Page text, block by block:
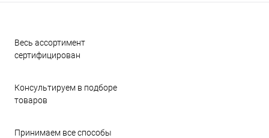
Весь ассортимент
сертифицирован
Консультируем в подборе
товаров
Принимаем все способы